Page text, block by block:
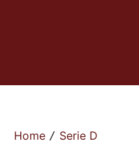
Home / Serie D